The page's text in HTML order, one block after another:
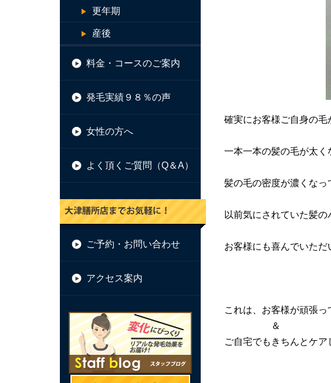
更年期
産後
料金・コースのご案内
発毛実績９８％の声
女性の方へ
よく頂くご質問（Q＆A）
ご予約・お問い合わせ
アクセス案内
確実にお客様ご自身の毛
一本一本の髪の毛が太く
髪の毛の密度が濃くなっ
以前気にされていた髪
お客様にも喜んでいただ
これは、お客様が頑張っ
＆
ご自宅でもきちんとケア